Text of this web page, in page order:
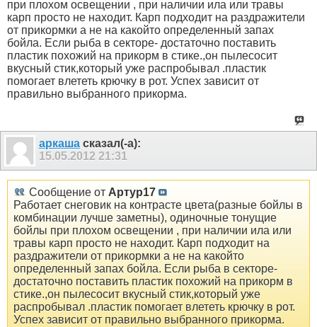
при плохом освещении , при наличии ила или травы
карп просто не находит. Карп подходит на раздражители
от прикормки а не на какойто определенный запах
бойла. Если рыба в секторе- достаточно поставить
пластик похожий на прикорм в стике.,он пылесосит
вкусный стик,который уже распробывал .пластик
помогает влететь крючку в рот. Успех зависит от
правильно выбранного прикорма.
аркаша сказал(-а):
15.05.2012 21:31
Сообщение от Артур17
Работает снеговик на контрасте цвета(разные бойлы в
комбинации лучше заметны), одиночные тонущие
бойлы при плохом освещении , при наличии ила или
травы карп просто не находит. Карп подходит на
раздражители от прикормки а не на какойто
определенный запах бойла. Если рыба в секторе-
достаточно поставить пластик похожий на прикорм в
стике.,он пылесосит вкусный стик,который уже
распробывал .пластик помогает влететь крючку в рот.
Успех зависит от правильно выбранного прикорма.